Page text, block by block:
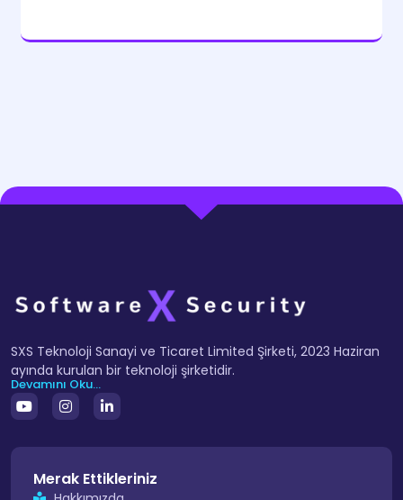
SXS Teknoloji Sanayi ve Ticaret Limited Şirketi, 2023 Haziran
ayında kurulan bir teknoloji şirketidir.
Devamını Oku...
Merak Ettikleriniz